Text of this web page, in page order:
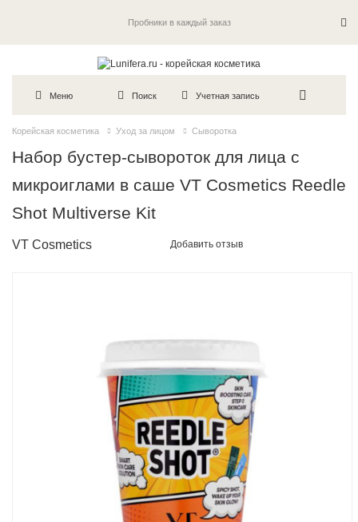
Пробники в каждый заказ
Меню Поиск Учетная запись
Корейская косметика Уход за лицом Сыворотка
Набор бустер-сывороток для лица с
микроиглами в саше VT Cosmetics Reedle
Shot Multiverse Kit
VT Cosmetics Добавить отзыв